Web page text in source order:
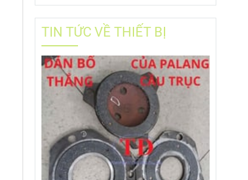
TIN TỨC VỀ THIẾT BỊ